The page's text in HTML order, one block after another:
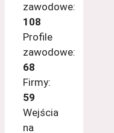
zawodowe:
108
Profile
zawodowe:
68
Firmy:
59
Wejścia
na